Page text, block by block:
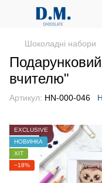
Шоколадні набори
вчителю"
Артикул: HN-000-046
EXCLUSIVE
НОВИНКА
ХІТ
−18%